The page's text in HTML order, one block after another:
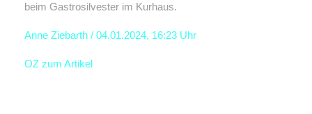
beim Gastrosilvester im Kurhaus.
Anne Ziebarth / 04.01.2024, 16:23 Uhr
OZ zum Artikel